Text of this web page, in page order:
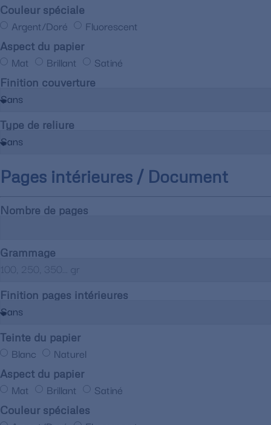
Couleur spéciale
Argent/Doré Fluorescent
Aspect du papier
Mat Brillant Satiné
Finition couverture
Type de reliure
Pages intérieures / Document
Nombre de pages
Grammage
Finition pages intérieures
Teinte du papier
Blanc Naturel
Aspect du papier
Mat Brillant Satiné
Couleur spéciales